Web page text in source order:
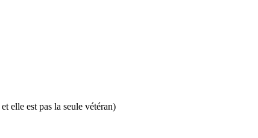
et elle est pas la seule vétéran)